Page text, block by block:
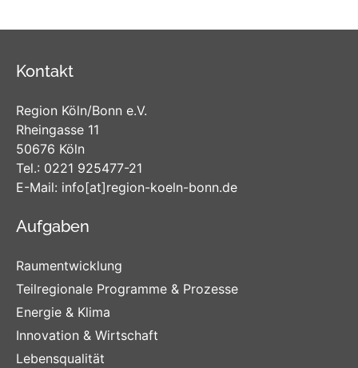
Kontakt
Region Köln/Bonn e.V.
Rheingasse 11
50676 Köln
Tel.: 0221 925477-21
E-Mail: info[at]region-koeln-bonn.de
Aufgaben
Raumentwicklung
Teilregionale Programme & Prozesse
Energie & Klima
Innovation & Wirtschaft
Lebensqualität